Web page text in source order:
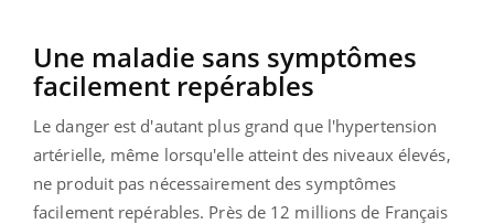
Une maladie sans symptômes
facilement repérables
Le danger est d'autant plus grand que l'hypertension
artérielle, même lorsqu'elle atteint des niveaux élevés,
ne produit pas nécessairement des symptômes
facilement repérables. Près de 12 millions de Français